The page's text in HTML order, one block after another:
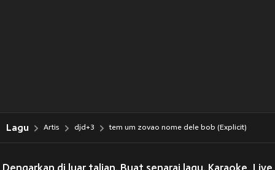
Lagu Artis djd+3 tem um zovao nome dele bob (Explicit)